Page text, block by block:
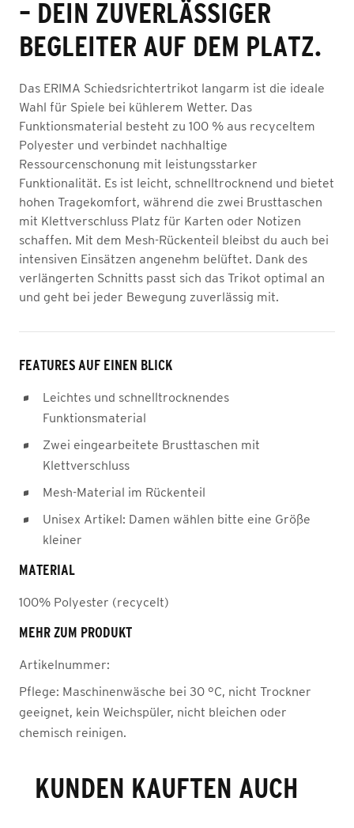
– DEIN ZUVERLÄSSIGER
BEGLEITER AUF DEM PLATZ.
Das ERIMA Schiedsrichtertrikot langarm ist die ideale
Wahl für Spiele bei kühlerem Wetter. Das
Funktionsmaterial besteht zu 100 % aus recyceltem
Polyester und verbindet nachhaltige
Ressourcenschonung mit leistungsstarker
Funktionalität. Es ist leicht, schnelltrocknend und bietet
hohen Tragekomfort, während die zwei Brusttaschen
mit Klettverschluss Platz für Karten oder Notizen
schaffen. Mit dem Mesh-Rückenteil bleibst du auch bei
intensiven Einsätzen angenehm belüftet. Dank des
verlängerten Schnitts passt sich das Trikot optimal an
und geht bei jeder Bewegung zuverlässig mit.
FEATURES AUF EINEN BLICK
Leichtes und schnelltrocknendes
Funktionsmaterial
Zwei eingearbeitete Brusttaschen mit
Klettverschluss
Mesh-Material im Rückenteil
Unisex Artikel: Damen wählen bitte eine Größe
kleiner
MATERIAL
100% Polyester (recycelt)
MEHR ZUM PRODUKT
Artikelnummer:
Pflege: Maschinenwäsche bei 30 °C, nicht Trockner
geeignet, kein Weichspüler, nicht bleichen oder
chemisch reinigen.
KUNDEN KAUFTEN AUCH